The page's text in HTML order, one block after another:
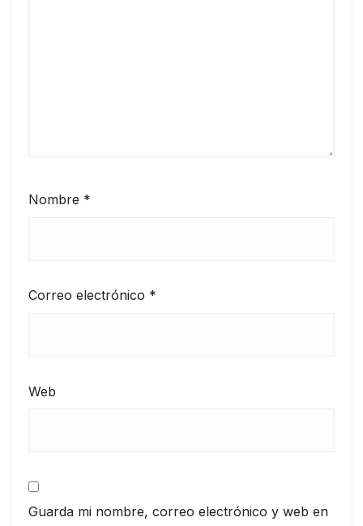
Nombre *
Correo electrónico *
Web
Guarda mi nombre, correo electrónico y web en